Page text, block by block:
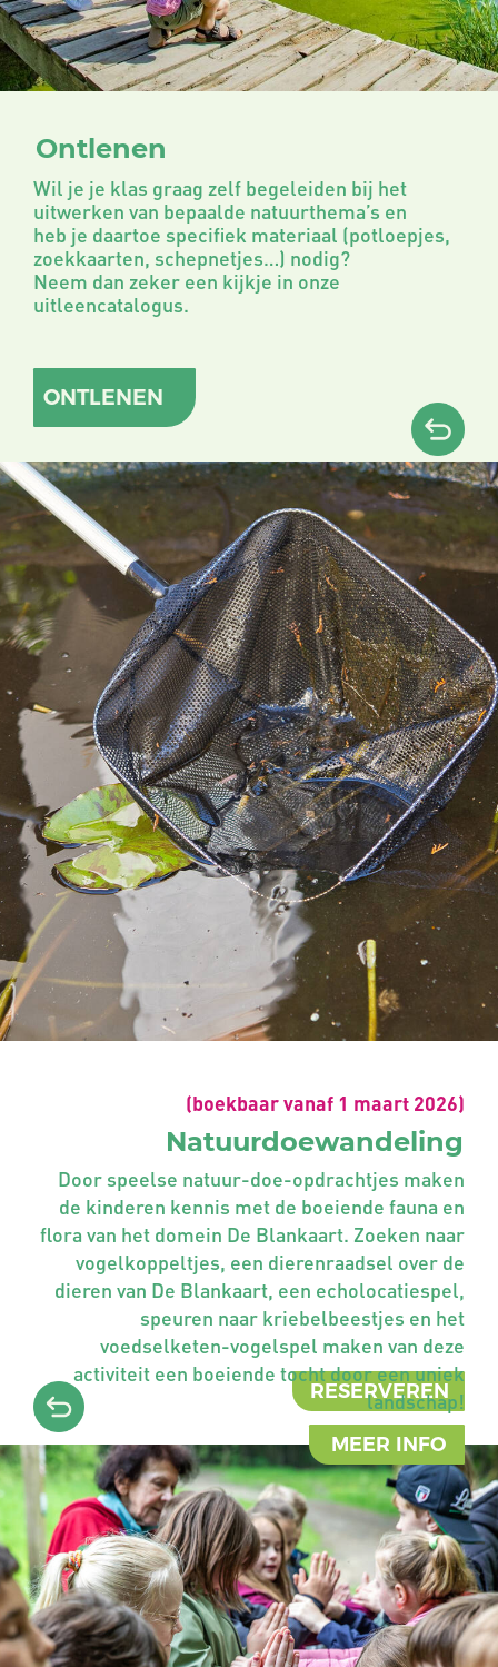
ONTLENEN
Ontlenen
Wil je je klas graag zelf begeleiden bij het
uitwerken van bepaalde natuurthema’s en
heb je daartoe specifiek materiaal (potloepjes,
zoekkaarten, schepnetjes…) nodig?
Neem dan zeker een kijkje in onze
uitleencatalogus.
(boekbaar vanaf 1 maart 2026)
Natuurdoewandeling
MEER INFO
Door speelse natuur-doe-opdrachtjes maken
de kinderen kennis met de boeiende fauna en
flora van het domein De Blankaart. Zoeken naar
vogelkoppeltjes, een dierenraadsel over de
dieren van De Blankaart, een echolocatiespel,
speuren naar kriebelbeestjes en het
voedselketen-vogelspel maken van deze
activiteit een boeiende tocht door een uniek
landschap!
RESERVEREN